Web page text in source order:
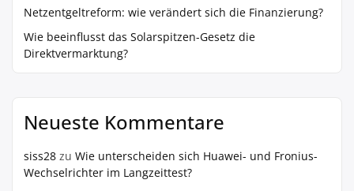
Netzentgeltreform: wie verändert sich die Finanzierung?
Wie beeinflusst das Solarspitzen-Gesetz die
Direktvermarktung?
Neueste Kommentare
siss28 zu Wie unterscheiden sich Huawei- und Fronius-
Wechselrichter im Langzeittest?